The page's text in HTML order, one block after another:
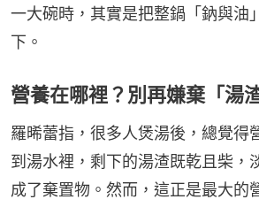
一大碗時，其實是把整鍋「鈉與油
下。
營養在哪裡？別再嫌棄「湯
羅晞蕾指，很多人煲湯後，總覺得
到湯水裡，剩下的湯渣既乾且柴，
成了棄置物。然而，這正是最大的